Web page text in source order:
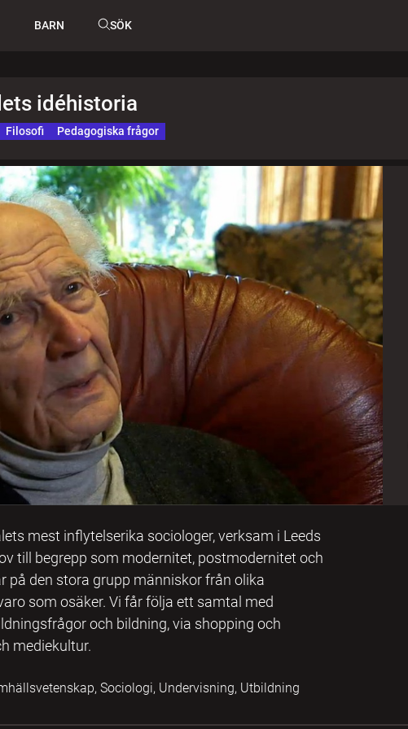
BARN SÖK
idéhistoria
Filosofi Pedagogiska frågor
mest inflytelserika sociologer, verksam i Leeds
till begrepp som modernitet, postmodernitet och
på den stora grupp människor från olika
som osäker. Vi får följa ett samtal med
och bildning, via shopping och
mediekultur.
Sociologi, Undervisning, Utbildning